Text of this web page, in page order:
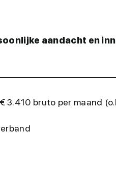
aandacht en
3.410 bruto per maand